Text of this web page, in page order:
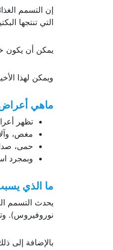
إن التسمم
التي تنتجها
يمكن أن يكون
ويمكن لهذا
ماهي أعراض
تظهر أعراض هذه
مغص،
حمى،
وبمجرد
ما الذي
يحدث التسمم
نوروفيروس).
بالإضافة إلى